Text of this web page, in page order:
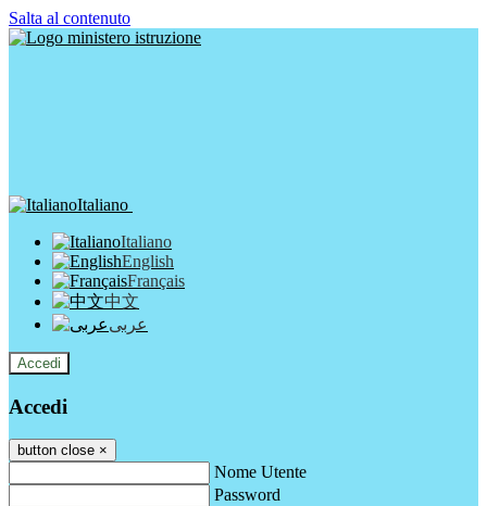
Salta al contenuto
Italiano
Italiano
English
Français
中文
عربى
Accedi
Accedi
button close ×
Nome Utente
Password